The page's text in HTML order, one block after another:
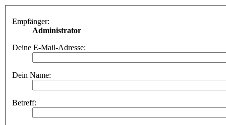
Empfänger:
Administrator
Deine E-Mail-Adresse:
Dein Name:
Betreff: